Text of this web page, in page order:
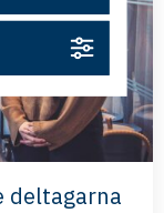
deltagarna